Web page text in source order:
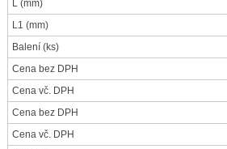
L (mm)
L1 (mm)
Balení (ks)
Cena bez DPH
Cena vč. DPH
Cena bez DPH
Cena vč. DPH